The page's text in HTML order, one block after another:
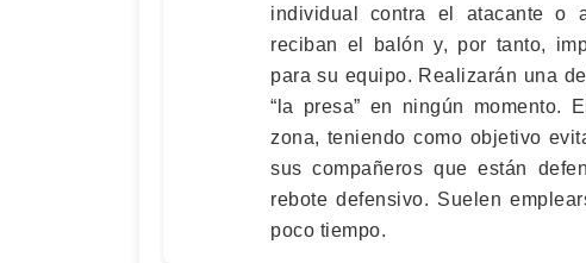
individual contra el atacante o
reciban el balón y, por tanto,
para su equipo. Realizarán una
“la presa” en ningún momento.
zona, teniendo como objetivo
sus compañeros que están
rebote defensivo. Suelen
poco tiempo.